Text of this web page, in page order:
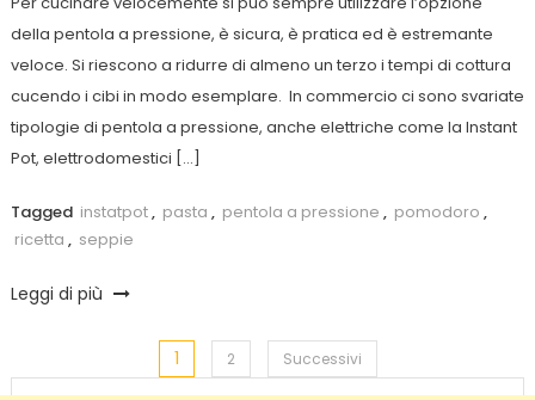
della pentola a pressione, è sicura, è pratica ed è estremante
veloce. Si riescono a ridurre di almeno un terzo i tempi di cottura
cucendo i cibi in modo esemplare. In commercio ci sono svariate
tipologie di pentola a pressione, anche elettriche come la Instant
Pot, elettrodomestici […]
Tagged instatpot, pasta , pentola a pressione , pomodoro ,
ricetta , seppie
Leggi di più
Paginazione
1 2 Successivi